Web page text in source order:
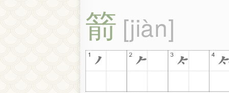
箭 jiàn